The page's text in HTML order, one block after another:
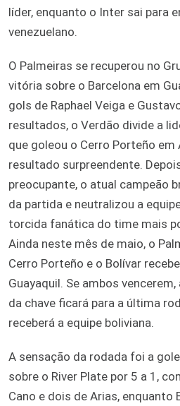
líder, enquanto o Inter sai para
venezuelano.
O Palmeiras se recuperou no
vitória sobre o Barcelona em
gols de Raphael Veiga e
resultados, o Verdão divide a
que goleou o Cerro Porteño em
resultado surpreendente.
preocupante, o atual campeão
da partida e neutralizou a
torcida fanática do time mais
Ainda neste mês de maio, o
Cerro Porteño e o Bolívar
Guayaquil. Se ambos
da chave ficará para a última
receberá a equipe boliviana.
A sensação da rodada foi a
sobre o River Plate por 5 a 1,
Cano e dois de Arias, enquanto